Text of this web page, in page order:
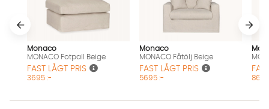
Monaco
MONACO Fotpall Beige
FAST LÅGT PRIS
3695 :-
Monaco
MONACO Fåtölj Beige
FAST LÅGT PRIS
5695 :-
Vi använder AI för att svara på dina frågor. Konversationen
inte dina uppgifter med tredje part. Läs mer i vår
integritetspolicy.
Jag godkänner att konversationen sparas